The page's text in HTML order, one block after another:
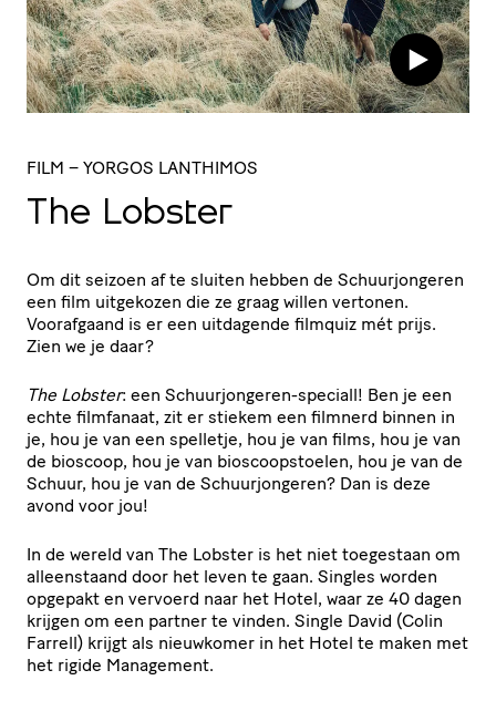
FILM – YORGOS LANTHIMOS
The Lobster
Om dit seizoen af te sluiten hebben de Schuurjongeren
een film uitgekozen die ze graag willen vertonen.
Voorafgaand is er een uitdagende filmquiz mét prijs.
Zien we je daar?
The Lobster: een Schuurjongeren-speciall! Ben je een
echte filmfanaat, zit er stiekem een filmnerd binnen in
je, hou je van een spelletje, hou je van films, hou je van
de bioscoop, hou je van bioscoopstoelen, hou je van de
Schuur, hou je van de Schuurjongeren? Dan is deze
avond voor jou!
In de wereld van The Lobster is het niet toegestaan om
alleenstaand door het leven te gaan. Singles worden
opgepakt en vervoerd naar het Hotel, waar ze 40 dagen
krijgen om een partner te vinden. Single David (Colin
Farrell) krijgt als nieuwkomer in het Hotel te maken met
het rigide Management.